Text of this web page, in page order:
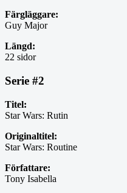
Färgläggare:
Guy Major
Längd:
22 sidor
Serie #2
Titel:
Star Wars: Rutin
Originaltitel:
Star Wars: Routine
Författare:
Tony Isabella